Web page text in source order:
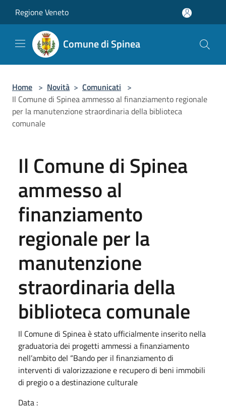
Regione Veneto
Comune di Spinea
Home > Novità > Comunicati >
Il Comune di Spinea ammesso al finanziamento regionale
per la manutenzione straordinaria della biblioteca
comunale
Il Comune di Spinea
ammesso al
finanziamento
regionale per la
manutenzione
straordinaria della
biblioteca comunale
Il Comune di Spinea è stato ufficialmente inserito nella
graduatoria dei progetti ammessi a finanziamento
nell’ambito del “Bando per il finanziamento di
interventi di valorizzazione e recupero di beni immobili
di pregio o a destinazione culturale
Data :